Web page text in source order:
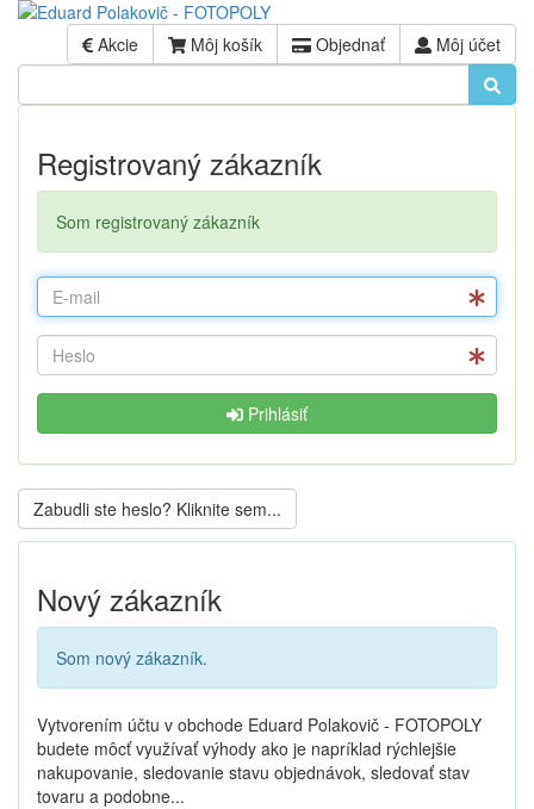
Akcie Môj košík Objednať Môj účet
Registrovaný zákazník
Som registrovaný zákazník
Prihlásiť
Zabudli ste heslo? Kliknite sem...
Nový zákazník
Som nový zákazník.
Vytvorením účtu v obchode Eduard Polakovič - FOTOPOLY
budete môcť využívať výhody ako je napríklad rýchlejšie
nakupovanie, sledovanie stavu objednávok, sledovať stav
tovaru a podobne...